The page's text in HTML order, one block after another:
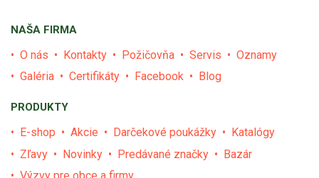
NAŠA FIRMA
O nás Kontakty Požičovňa Servis
Oznamy
Galéria
Certifikáty Facebook Blog
PRODUKTY
E-shop Akcie Darčekové poukážky
Katalógy
Zľavy
Novinky Predávané značky
Bazár